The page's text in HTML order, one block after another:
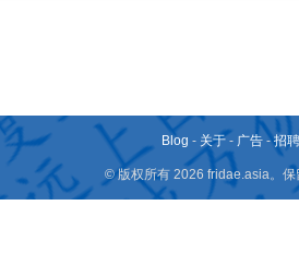
Blog - 关于 - 广告 -招
© 版权所有 2026 fridae.asia。